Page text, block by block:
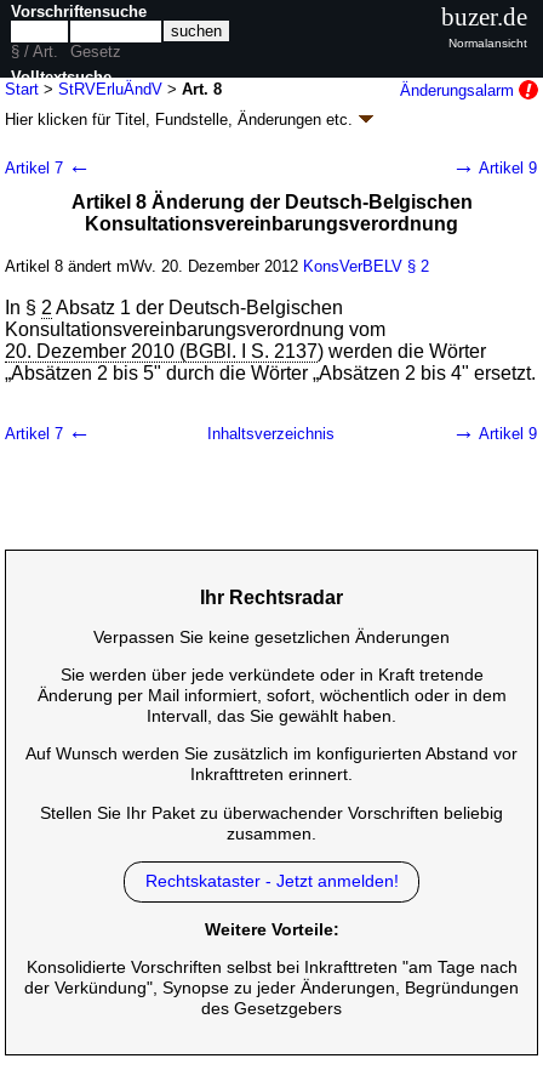
Start >StRVErluÄndV >Art. 8
Änderungsalarm
Hier klicken fürTitel, Fundstelle, Änderungen etc.
Änderung steuerlicher Verordnungen
(StRVErluÄndVk.a.Abk.)
abweichend sieheArtikel 9
wird in 6 Vorschriften zitiert
Artikel 7 ← → Artikel 9
Artikel 8 Änderung der Deutsch-Belgischen
Konsultationsvereinbarungsverordnung
Artikel 8 ändert mWv. 20. Dezember 2012 KonsVerBELV § 2
In § 2 Absatz 1 der Deutsch-Belgischen
Konsultationsvereinbarungsverordnung vom
20. Dezember 2010 (BGBl. I S. 2137) werden die Wörter
„Absätzen 2 bis 5" durch die Wörter „Absätzen 2 bis 4" ersetzt.
Artikel 7 ← Inhaltsverzeichnis → Artikel 9
Vorschriftensuche
§ / Art.
Gesetz
Volltextsuche
nur in StRVErluÄndV
buzer.de
Normalansicht
Ihr Rechtsradar
Verpassen Sie keine gesetzlichen Änderungen
Sie werden über jede verkündete oder in Kraft tretende
Änderung per Mail informiert, sofort, wöchentlich oder in dem
Intervall, das Sie gewählt haben.
Auf Wunsch werden Sie zusätzlich im konfigurierten Abstand vor
Inkrafttreten erinnert.
Stellen Sie Ihr Paket zu überwachender Vorschriften beliebig
zusammen.
Rechtskataster - Jetzt anmelden!
Weitere Vorteile:
Konsolidierte Vorschriften selbst bei Inkrafttreten "am Tage nach
der Verkündung", Synopse zu jeder Änderungen, Begründungen
des Gesetzgebers